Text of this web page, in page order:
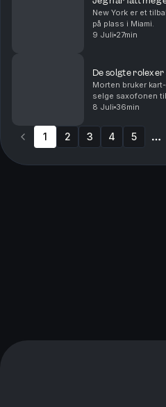
New York er et
på plass i Miami.
9 Juli 27min
De solgte
Morten bruker
selge saxofonen
8 Juli 36min
1 2 3 4 5